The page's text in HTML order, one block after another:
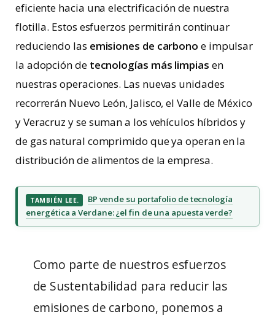
eficiente hacia una electrificación de nuestra
flotilla. Estos esfuerzos permitirán continuar
reduciendo las emisiones de carbono e impulsar
la adopción detecnologías más limpias en
nuestras operaciones. Las nuevas unidades
recorrerán Nuevo León, Jalisco, el Valle de México
y Veracruz y se suman a los vehículos híbridos y
de gas natural comprimido que ya operan en la
distribución de alimentos de la empresa.
TAMBIÉN LEE.
BP vende su portafolio de tecnología
energética a Verdane: ¿el fin de una apuesta verde?
Como parte de nuestros esfuerzos
de Sustentabilidad para reducir las
emisiones de carbono, ponemos a